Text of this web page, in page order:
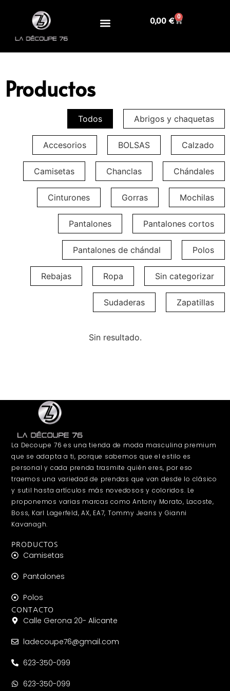
0,00 € 0
Productos
Todos Abrigos y chaquetas
Accesorios BOLSAS Calzado
Camisetas Chanclas Chándales
Cinturones Gorras Mochilas
Pantalones Pantalones cortos
Pantalones de chándal Polos
Rebajas Ropa Sin categorizar
Sudaderas Zapatillas
Sin resultado.
La Decoupe 76 es una tienda de moda masculina premium
que se adapta a ti, porque sabemos que el estilo es
personal y cada prenda trasmite quién eres, por eso
traemos una variedad de prendas que van desde lo clásico
y sutil hasta artículos más novedosos y coloridos. Le
proponemos varias marcas como Antony Morato, Lacoste,
Boss, Karl Lagerfeld, AX, EA7, Tommy Jeans y Gianni
Kavanagh.
PRODUCTOS
Camisetas
Pantalones
Polos
CONTACTO
Calle Gerona 20- Alicante
ladecoupe76@gmail.com
623-350-099
623-350-099